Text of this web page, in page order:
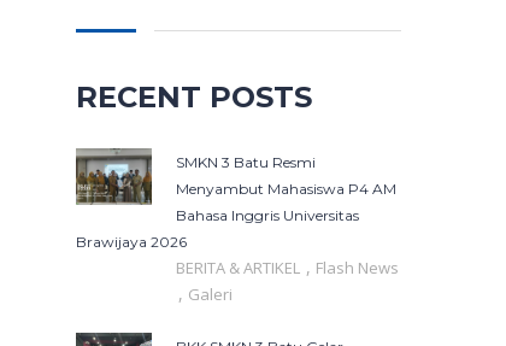
RECENT POSTS
SMKN 3 Batu Resmi
Menyambut Mahasiswa P4 AM
Bahasa Inggris Universitas
Brawijaya 2026
BERITA & ARTIKEL , Flash News
, Galeri